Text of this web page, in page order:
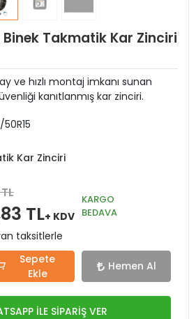
Binek Takmatik Kar Zinciri
ve hızlı montaj imkanı sunan
kanıtlanmış kar zinciri.
Kar Zinciri
TL+ KDV
KARGO
BEDAVA
taksitlerle
Sepete
Ekle
Hemen Al
İLE SİPARİŞ VER